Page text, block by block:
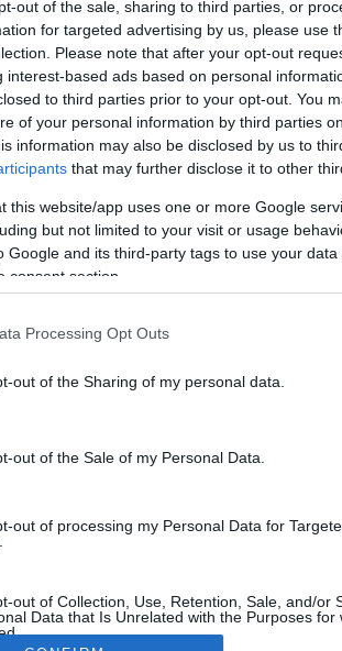
out of the sale, sharing to third parties, or
for targeted advertising by us, please use
Please note that after your opt-out
interest-based ads based on personal
to third parties prior to your opt-out. You
of your personal information by third parties
information may also be disclosed by us to
that may further disclose it to other
this website/app uses one or more Google
but not limited to your visit or usage
Google and its third-party tags to use your
consent section.
Processing Opt Outs
out of the Sharing of my personal data.
out of the Sale of my Personal Data.
out of processing my Personal Data for
out of Collection, Use, Retention, Sale, and/or
Data that Is Unrelated with the Purposes for